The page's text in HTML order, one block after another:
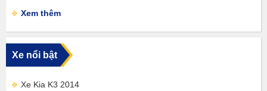
Xem thêm
Xe nổi bật
Xe Kia K3 2014